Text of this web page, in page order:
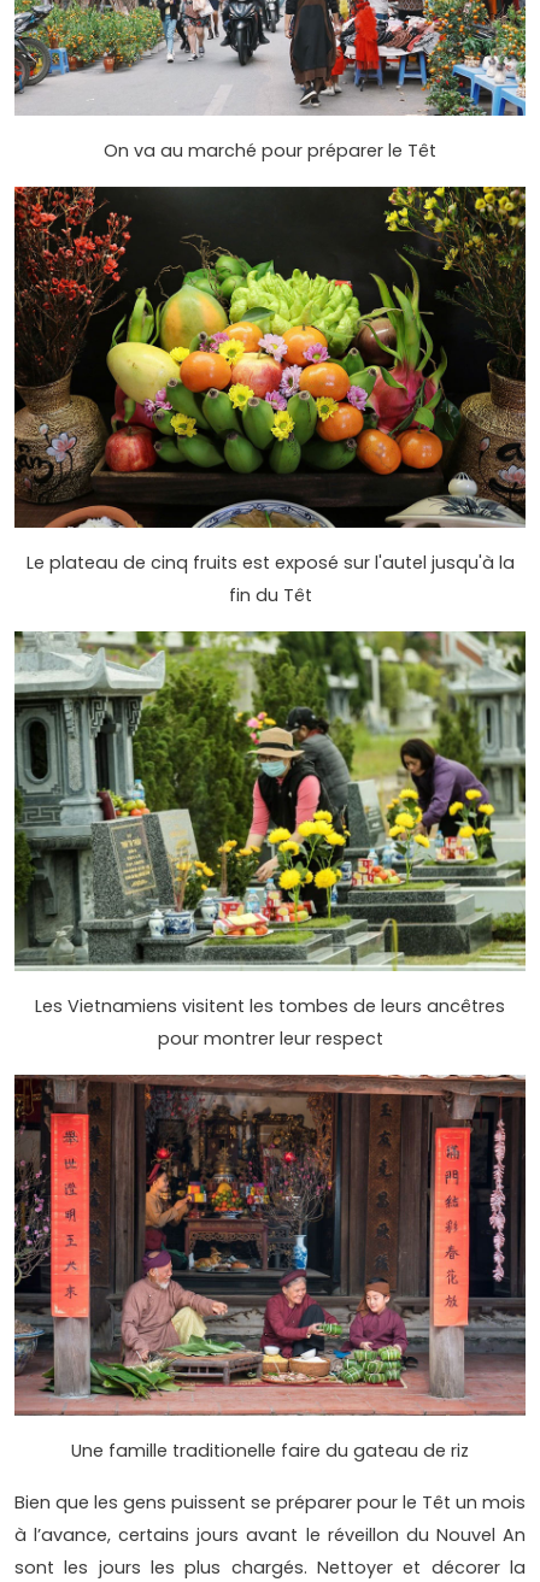
On va au marché pour préparer le Têt
Le plateau de cinq fruits est exposé sur l'autel jusqu'à la
fin du Têt
Les Vietnamiens visitent les tombes de leurs ancêtres
pour montrer leur respect
Une famille traditionelle faire du gateau de riz
Bien que les gens puissent se préparer pour le Têt un mois
à l’avance, certains jours avant le réveillon du Nouvel An
sont les jours les plus chargés. Nettoyer et décorer la